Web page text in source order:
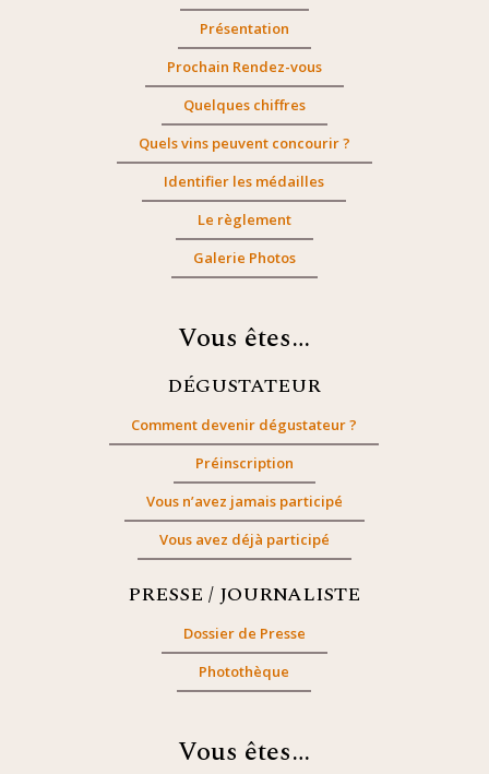
Présentation
Prochain Rendez-vous
Quelques chiffres
Quels vins peuvent concourir ?
Identifier les médailles
Le règlement
Galerie Photos
Vous êtes…
DÉGUSTATEUR
Comment devenir dégustateur ?
Préinscription
Vous n’avez jamais participé
Vous avez déjà participé
PRESSE / JOURNALISTE
Dossier de Presse
Photothèque
Vous êtes…